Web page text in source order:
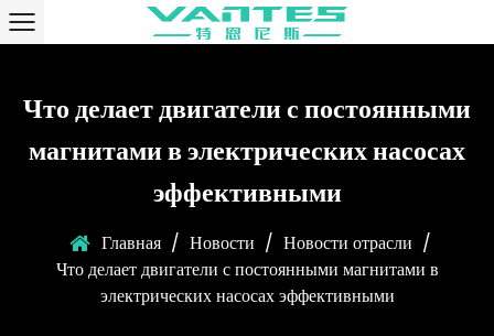
Что делает двигатели с постоянными
магнитами в электрических насосах
эффективными
Главная / Новости / Новости отрасли /
Что делает двигатели с постоянными магнитами в
электрических насосах эффективными